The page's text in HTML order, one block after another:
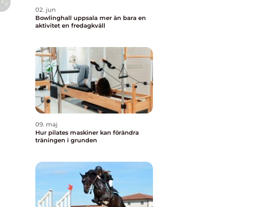
02. jun
Bowlinghall uppsala mer än bara en
aktivitet en fredagkväll
09. maj
Hur pilates maskiner kan förändra
träningen i grunden